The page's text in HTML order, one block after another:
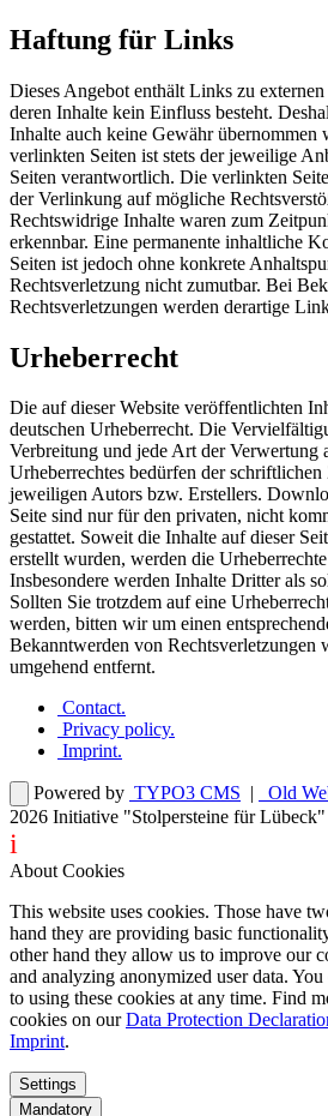
Haftung für Links
Dieses Angebot enthält Links zu
deren Inhalte kein Einfluss besteht.
Inhalte auch keine Gewähr übernommen
verlinkten Seiten ist stets der jeweilige
Seiten verantwortlich. Die verlinkten
der Verlinkung auf mögliche
Rechtswidrige Inhalte waren zum
erkennbar. Eine permanente inhaltliche
Seiten ist jedoch ohne konkrete
Rechtsverletzung nicht zumutbar. Bei
Rechtsverletzungen werden derartige
Urheberrecht
Die auf dieser Website veröffentlichten
deutschen Urheberrecht. Die
Verbreitung und jede Art der Verwertung
Urheberrechtes bedürfen der
jeweiligen Autors bzw. Erstellers.
Seite sind nur für den privaten, nicht
gestattet. Soweit die Inhalte auf dieser
erstellt wurden, werden die
Insbesondere werden Inhalte Dritter als
Sollten Sie trotzdem auf eine
werden, bitten wir um einen
Bekanntwerden von Rechtsverletzungen
umgehend entfernt.
Contact.
Privacy policy.
Imprint.
Powered by TYPO3 CMS | Old
2026 Initiative "Stolpersteine für Lübeck"
i
About Cookies
This website uses cookies. Those have
hand they are providing basic
other hand they allow us to improve our
and analyzing anonymized user data.
to using these cookies at any time. Find
cookies on ourData Protection
Imprint.
Settings
Mandatory